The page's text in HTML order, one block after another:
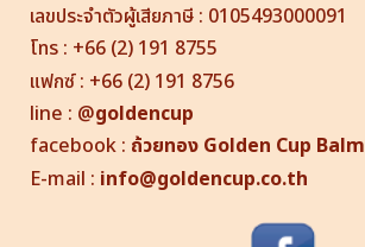
เลขประจำตัวผู้เสียภาษี : 0105493000091
โทร : +66 (2) 191 8755
แฟกซ์ : +66 (2) 191 8756
line : @goldencup
facebook : ถ้วยทอง Golden Cup Balm
E-mail : info@goldencup.co.th